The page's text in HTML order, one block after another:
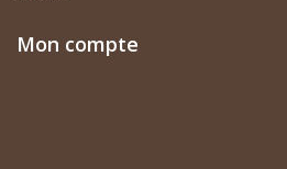
Mon compte